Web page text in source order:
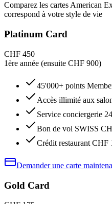
Comparez les cartes American
correspond à votre style de vie
Platinum Card
CHF 450
1ère année (ensuite CHF 900)
45'000+ points
Accès illimité aux
Service conciergerie
Bon de vol SWISS
Crédit restaurant CHF
Demander une carte
Gold Card